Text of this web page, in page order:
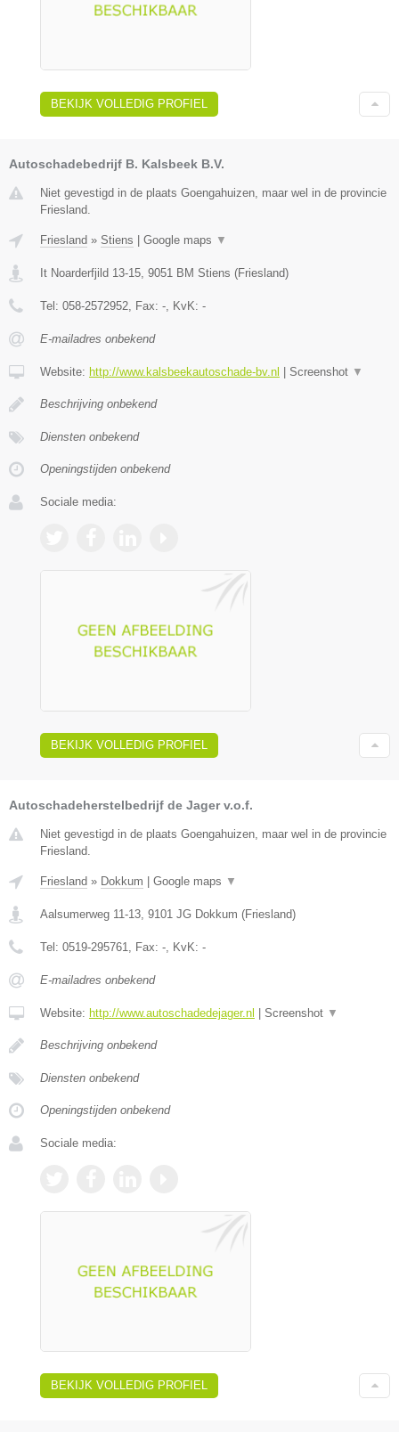
BEKIJK VOLLEDIG PROFIEL
Autoschadebedrijf B. Kalsbeek B.V.
Niet gevestigd in de plaats Goengahuizen, maar wel in de provincie
Friesland.
Friesland » Stiens Google maps ▼
It Noarderfjild 13-15, 9051 BM Stiens (Friesland)
Tel: 058-2572952, Fax: -, KvK: -
E-mailadres onbekend
Website: http://www.kalsbeekautoschade-bv.nl Screenshot ▼
Beschrijving onbekend
Diensten onbekend
Openingstijden onbekend
Sociale media:
BEKIJK VOLLEDIG PROFIEL
Autoschadeherstelbedrijf de Jager v.o.f.
Niet gevestigd in de plaats Goengahuizen, maar wel in de provincie
Friesland.
Friesland » Dokkum | Google maps ▼
Aalsumerweg 11-13 9101 JG Dokkum (Friesland)
Tel: 0519-295761 , Fax: - , KvK: -
E-mailadres onbekend
Website: http://www.autoschadedejager.nl | Screenshot ▼
Beschrijving onbekend
Diensten onbekend
Openingstijden onbekend
Sociale media:
BEKIJK VOLLEDIG PROFIEL